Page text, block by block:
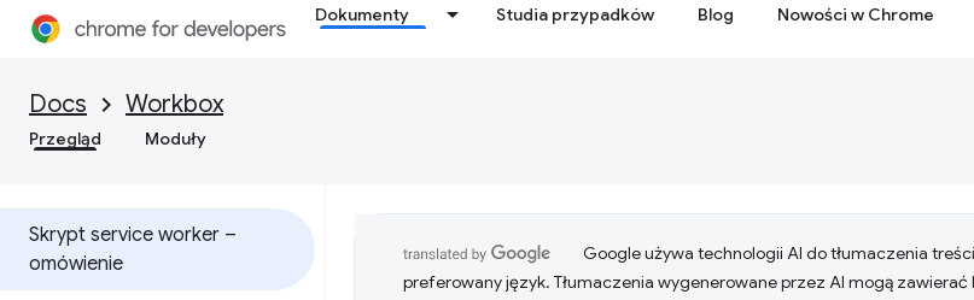
Dokumenty Studia przypadków Blog Nowości w Chrome
Docs Workbox
Przegląd Moduły
Skrypt service worker –
omówienie
Google używa technologii AI do tłumaczenia
preferowany język. Tłumaczenia wygenerowane przez AI mogą zawierać